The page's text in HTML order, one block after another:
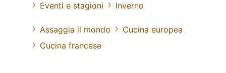
Eventi e stagioni
Inverno
Assaggia il mondo
Cucina europea
Cucina francese